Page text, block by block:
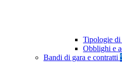
Tipologie
Obblighi e
Bandi di gara e contratti